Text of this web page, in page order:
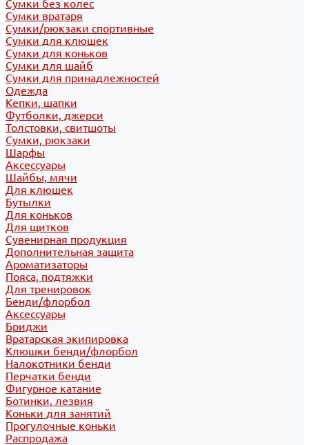
Сумки без колес
Сумки вратаря
Сумки/рюкзаки спортивные
Сумки для клюшек
Сумки для коньков
Сумки для шайб
Сумки для принадлежностей
Одежда
Кепки, шапки
Футболки, джерси
Толстовки, свитшоты
Сумки, рюкзаки
Шарфы
Аксессуары
Шайбы, мячи
Для клюшек
Бутылки
Для коньков
Для щитков
Сувенирная продукция
Дополнительная защита
Ароматизаторы
Пояса, подтяжки
Для тренировок
Бенди/флорбол
Аксессуары
Бриджи
Вратарская экипировка
Клюшки бенди/флорбол
Налокотники бенди
Перчатки бенди
Фигурное катание
Ботинки, лезвия
Коньки для занятий
Прогулочные коньки
Распродажа